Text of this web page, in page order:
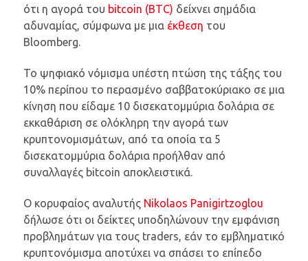
ότι η αγορά του bitcoin (BTC) δείχνει σημάδια
αδυναμίας, σύμφωνα με μια έκθεση του
Bloomberg.
Το ψηφιακό νόμισμα υπέστη πτώση της τάξης του
10% περίπου το περασμένο σαββατοκύριακο σε μια
κίνηση που είδαμε 10 δισεκατομμύρια δολάρια σε
εκκαθάριση σε ολόκληρη την αγορά των
κρυπτονομισμάτων, από τα οποία τα 5
δισεκατομμύρια δολάρια προήλθαν από
συναλλαγές bitcoin αποκλειστικά.
Ο κορυφαίος αναλυτής Nikolaos Panigirtzoglou
δήλωσε ότι οι δείκτες υποδηλώνουν την εμφάνιση
προβλημάτων για τους traders, εάν το εμβληματικό
κρυπτονόμισμα αποτύχει να σπάσει το επίπεδο